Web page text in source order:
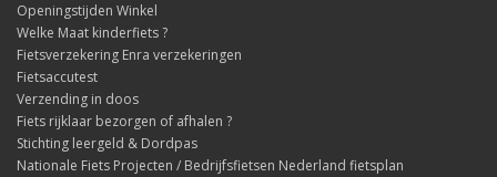
Openingstijden Winkel
Welke Maat kinderfiets ?
Fietsverzekering Enra verzekeringen
Fietsaccutest
Verzending in doos
Fiets rijklaar bezorgen of afhalen ?
Stichting leergeld & Dordpas
Nationale Fiets Projecten / Bedrijfsfietsen Nederland fietsplan